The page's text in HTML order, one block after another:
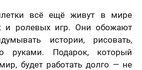
всё ещё живут в мире
и ролевых игр. Они обожают
истории, рисовать,
руками. Подарок, который
будет работать долго — не